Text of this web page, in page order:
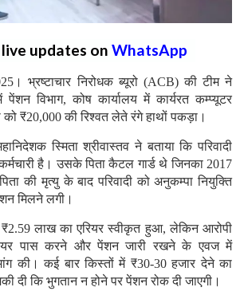
updates on WhatsApp
भ्रष्टाचार निरोधक ब्यूरो (ACB) की टीम ने
विभाग, कोष कार्यालय में कार्यरत कम्प्यूटर
को ₹20,000 की रिश्वत लेते रंगे हाथों पकड़ा।
स्मिता श्रीवास्तव ने बताया कि परिवादी
है। उसके पिता कैटल गार्ड थे जिनका 2017
की मृत्यु के बाद परिवादी को अनुकम्पा नियुक्ति
मिलने लगी।
लाख का एरियर स्वीकृत हुआ, लेकिन आरोपी
पास करने और पेंशन जारी रखने के एवज में
की। कई बार किस्तों में ₹30-30 हजार देने का
दी कि भुगतान न होने पर पेंशन रोक दी जाएगी।